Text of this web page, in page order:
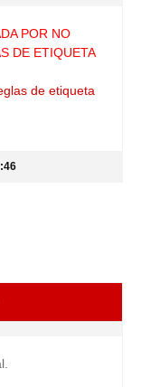
POR NO
DE ETIQUETA
de etiqueta